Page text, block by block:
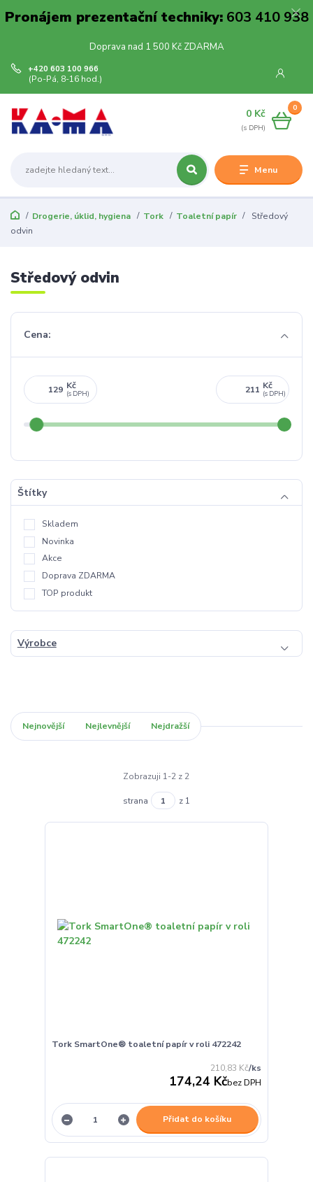
Pronájem prezentační techniky:603 410 938
Doprava nad 1 500 Kč ZDARMA
Menu
+420 603 100 966
(Po-Pá, 8-16 hod.)
0
0 Kč
Drogerie, úklid, hygiena Tork Toaletní papír
Středový
odvin
Středový odvin
Cena:
Kč Kč
Štítky
Skladem
Novinka
Akce
Doprava ZDARMA
TOP produkt
Výrobce
Nejnovější Nejlevnější Nejdražší
Zobrazuji 1-2 z 2
strana z 1
Tork SmartOne® toaletní papír v roli 472242
210,83 Kč/ks
174,24 Kčbez DPH
Přidat do košíku